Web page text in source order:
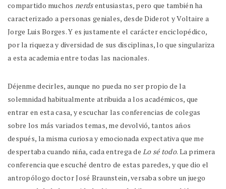
compartido muchosnerdsentusiastas, pero que también ha
caracterizado a personas geniales, desde Diderot y Voltaire a
Jorge Luis Borges. Y es justamente el carácter enciclopédico,
por la riqueza y diversidad de sus disciplinas, lo que singulariza
a esta academia entre todas las nacionales.
Déjenme decirles, aunque no pueda no ser propio de la
solemnidad habitualmente atribuida a los académicos, que
entrar en esta casa, y escuchar las conferencias de colegas
sobre los más variados temas, me devolvió, tantos años
después, la misma curiosa y emocionada expectativa que me
despertaba cuando niña, cada entrega deLo sé todo. La primera
conferencia que escuché dentro de estas paredes, y que dio el
antropólogo doctor José Braunstein, versaba sobre un juego